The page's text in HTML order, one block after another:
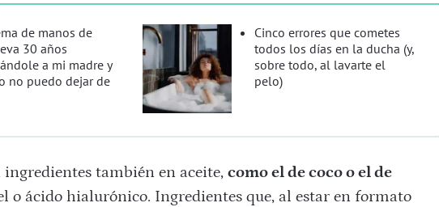
de manos de
30 años
a mi madre y
no puedo dejar de
Cinco errores que cometes
todos los días en la ducha (y,
sobre todo, al lavarte el
pelo)
ingredientes también en aceite, como el de coco o el de
o ácido hialurónico. Ingredientes que, al estar en formato